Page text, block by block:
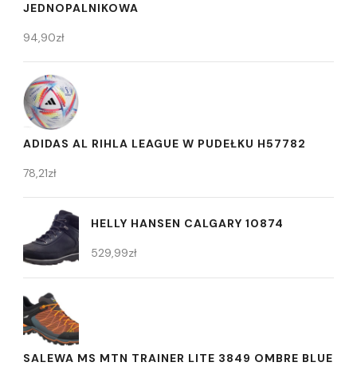
JEDNOPALNIKOWA
94,90zł
ADIDAS AL RIHLA LEAGUE W PUDEŁKU H57782
78,21zł
HELLY HANSEN CALGARY 10874
529,99zł
SALEWA MS MTN TRAINER LITE 3849 OMBRE BLUE